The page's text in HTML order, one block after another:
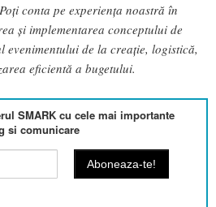
conta pe experiența noastră în
și implementarea conceptului de
evenimentului de la creație, logistică,
eficientă a bugetului.
SMARK cu cele mai importante
si comunicare